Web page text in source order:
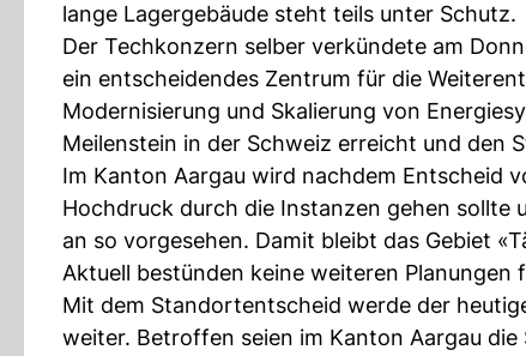
lange Lagergebäude steht teils unter Schutz.
Der Techkonzern selber verkündete am
ein entscheidendes Zentrum für die
Modernisierung und Skalierung von
Meilenstein in der Schweiz erreicht und den
Im Kanton Aargau wird nachdem Entscheid
Hochdruck durch die Instanzen gehen
an so vorgesehen. Damit bleibt das Gebiet
Aktuell bestünden keine weiteren Planungen
Mit dem Standortentscheid werde der
weiter. Betroffen seien im Kanton Aargau